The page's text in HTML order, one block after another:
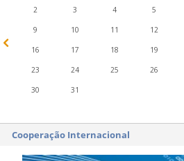
2 3 4 5
9 10 11 12
16 17 18 19
23 24 25 26
30 31
Cooperação Internacional